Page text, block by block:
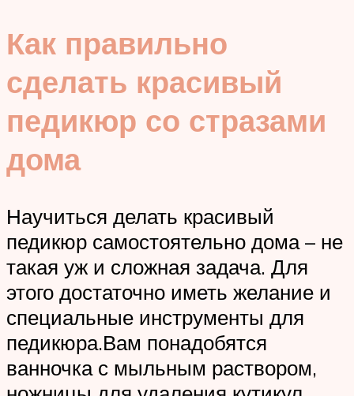
Как правильно
сделать красивый
педикюр со стразами
дома
Научиться делать красивый
педикюр самостоятельно дома – не
такая уж и сложная задача. Для
этого достаточно иметь желание и
специальные инструменты для
педикюра.Вам понадобятся
ванночка с мыльным раствором,